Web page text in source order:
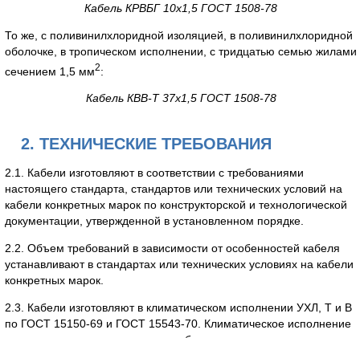
Кабель КРВБГ 10х1,5 ГОСТ 1508-78
То же, с поливинилхлоридной изоляцией, в поливинилхлоридной
оболочке, в тропическом исполнении, с тридцатью семью жилами
сечением 1,5 мм2:
Кабель КВВ-Т 37х1,5 ГОСТ 1508-78
2. ТЕХНИЧЕСКИЕ ТРЕБОВАНИЯ
2.1. Кабели изготовляют в соответствии с требованиями
настоящего стандарта, стандартов или технических условий на
кабели конкретных марок по конструкторской и технологической
документации, утвержденной в установленном порядке.
2.2. Объем требований в зависимости от особенностей кабеля
устанавливают в стандартах или технических условиях на кабели
конкретных марок.
2.3. Кабели изготовляют в климатическом исполнении УХЛ, Т и В
по ГОСТ 15150-69 и ГОСТ 15543-70. Климатическое исполнение